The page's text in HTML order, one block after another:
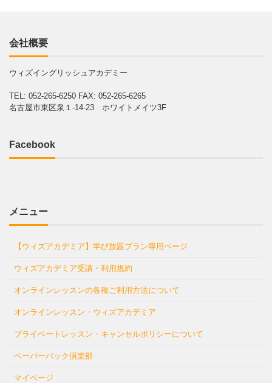
会社概要
ウィズイングリッシュアカデミー
TEL: 052-265-6250 FAX: 052-265-6265
名古屋市東区泉１-14-23 ホワイトメイツ3F
Facebook
メニュー
【ウィズアカデミア】学び放題プラン専用ページ
ウィズアカデミア受講・利用規約
オンラインレッスンの各種ご利用方法について
オンラインレッスン・ウィズアカデミア
プライベートレッスン・キャンセルポリシーについて
ペーパーバック倶楽部
マイページ